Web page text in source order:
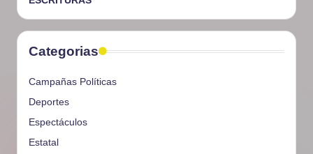
Categorias
Campañas Políticas
Deportes
Espectáculos
Estatal